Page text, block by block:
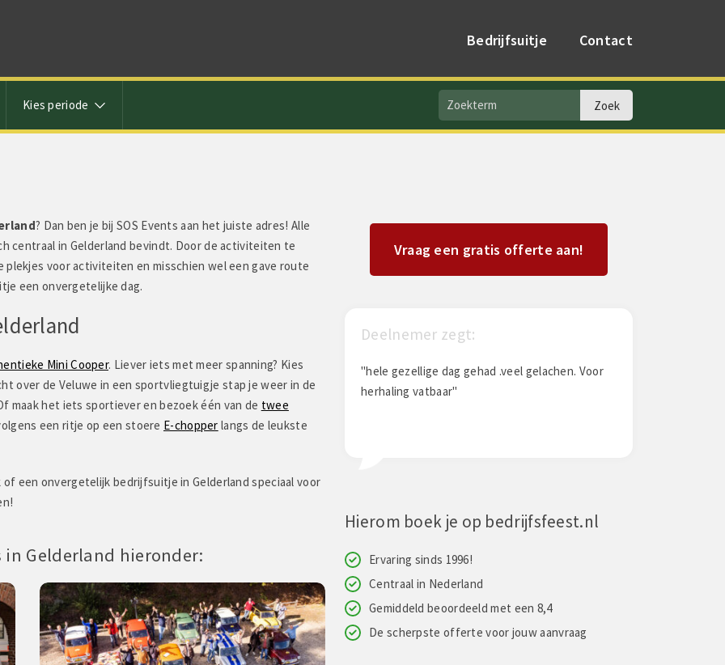
Bedrijfsuitje Contact
Kies periode
? Dan ben je bij SOS Events aan het juiste adres! Alle
centraal in Gelderland bevindt. Door de activiteiten te
voor activiteiten en misschien wel een gave route
een onvergetelijke dag.
Mini Cooper. Liever iets met meer spanning? Kies
over de Veluwe in een sportvliegtuigje stap je weer in de
maak het iets sportiever en bezoek één van de twee
een ritje op een stoere E-chopper langs de leukste
een onvergetelijk bedrijfsuitje in Gelderland speciaal voor
Gelderland hieronder:
Vraag een gratis offerte aan!
vond de groep
en aandachtig
"hele gezellige dag gehad .veel gelachen. Voor
herhaling vatbaar"
Lunenborg zegt:
"Gezellig!!"
Hierom boek je op bedrijfsfeest.nl
Ervaring sinds 1996!
Centraal in Nederland
Gemiddeld beoordeeld met een 8,4
De scherpste offerte voor jouw aanvraag